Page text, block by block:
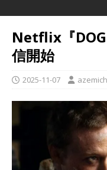
Netflix『
信開始
2025-11-07